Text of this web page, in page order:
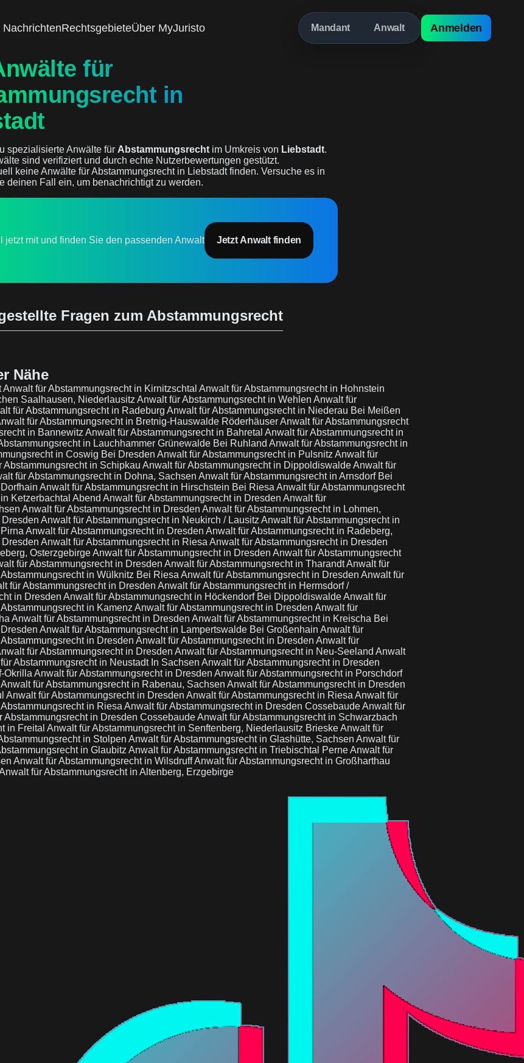
NachrichtenRechtsgebieteÜber MyJuristo Mandant Anwalt Anmelden
für
in
spezialisierte Anwälte für Abstammungsrecht im Umkreis von Liebstadt.
sind verifiziert und durch echte Nutzerbewertungen gestützt.
keine Anwälte für Abstammungsrecht in Liebstadt finden. Versuche es in
deinen Fall ein, um benachrichtigt zu werden.
jetzt mit und finden Sie den passenden Anwalt Jetzt Anwalt finden
Fragen zum Abstammungsrecht
Nähe
Anwalt für Abstammungsrecht in Kirnitzschtal Anwalt für Abstammungsrecht in Hohnstein
Saalhausen, Niederlausitz Anwalt für Abstammungsrecht in Wehlen Anwalt für
für Abstammungsrecht in Radeburg Anwalt für Abstammungsrecht in Niederau Bei Meißen
für Abstammungsrecht in Bretnig-Hauswalde RöderhäuserAnwalt für Abstammungsrecht
in Bannewitz Anwalt für Abstammungsrecht in Bahretal Anwalt für Abstammungsrecht in
in Lauchhammer Grünewalde Bei Ruhland Anwalt für Abstammungsrecht in
in Coswig Bei Dresden Anwalt für Abstammungsrecht in Pulsnitz Anwalt für
Abstammungsrecht in Schipkau Anwalt für Abstammungsrecht in DippoldiswaldeAnwalt für
für Abstammungsrecht in Dohna, Sachsen Anwalt für Abstammungsrecht in Arnsdorf Bei
Anwalt für Abstammungsrecht in Hirschstein Bei Riesa Anwalt für Abstammungsrecht
Ketzerbachtal Abend Anwalt für Abstammungsrecht in Dresden Anwalt für
Anwalt für Abstammungsrecht in Dresden Anwalt für Abstammungsrecht in Lohmen,
Anwalt für Abstammungsrecht in Neukirch / Lausitz Anwalt für Abstammungsrecht in
Anwalt für Abstammungsrecht in Dresden Anwalt für Abstammungsrecht in Radeberg,
Anwalt für Abstammungsrecht in Riesa Anwalt für Abstammungsrecht in Dresden
OsterzgebirgeAnwalt für Abstammungsrecht in Dresden Anwalt für Abstammungsrecht
für Abstammungsrecht in Dresden Anwalt für Abstammungsrecht in TharandtAnwalt für
in Wülknitz Bei Riesa Anwalt für Abstammungsrecht in Dresden Anwalt für
für Abstammungsrecht in Dresden Anwalt für Abstammungsrecht in Hermsdorf /
in Dresden Anwalt für Abstammungsrecht in Höckendorf Bei DippoldiswaldeAnwalt für
in Kamenz Anwalt für Abstammungsrecht in Dresden Anwalt für
Anwalt für Abstammungsrecht in Dresden Anwalt für Abstammungsrecht in Kreischa Bei
Anwalt für Abstammungsrecht in Lampertswalde Bei Großenhain Anwalt für
in Dresden Anwalt für Abstammungsrecht in Dresden Anwalt für
für Abstammungsrecht in Dresden Anwalt für Abstammungsrecht in Neu-Seeland Anwalt
Abstammungsrecht in Neustadt In Sachsen Anwalt für Abstammungsrecht in Dresden
Okrilla Anwalt für Abstammungsrecht in Dresden Anwalt für Abstammungsrecht in Porschdorf
Anwalt für Abstammungsrecht in Rabenau, Sachsen Anwalt für Abstammungsrecht in Dresden
Anwalt für Abstammungsrecht in Dresden Anwalt für Abstammungsrecht in Riesa Anwalt für
in Riesa Anwalt für Abstammungsrecht in Dresden CossebaudeAnwalt für
Abstammungsrecht in Dresden CossebaudeAnwalt für Abstammungsrecht in Schwarzbach
in Freital Anwalt für Abstammungsrecht in Senftenberg, Niederlausitz BrieskeAnwalt für
in Stolpen Anwalt für Abstammungsrecht in Glashütte, Sachsen Anwalt für
in Glaubitz Anwalt für Abstammungsrecht in Triebischtal PerneAnwalt für
Anwalt für Abstammungsrecht in WilsdruffAnwalt für Abstammungsrecht in Großharthau
für Abstammungsrecht in Altenberg, Erzgebirge